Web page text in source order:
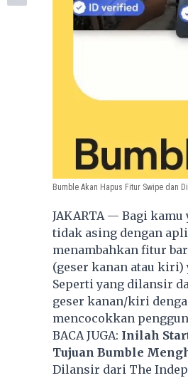
Bumble Akan Hapus Fitur Swipe dan
JAKARTA — Bagi
tidak asing dengan
menambahkan fitur
(geser kanan atau
Seperti yang dilansir
geser kanan/kiri
mencocokkan
BACA JUGA: Inilah
Tujuan Bumble
Dilansir dari The